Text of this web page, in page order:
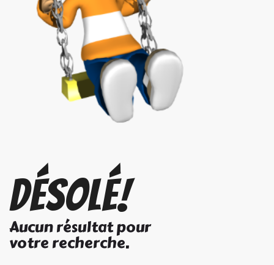
Désolé!
Aucun résultat pour
votre recherche.